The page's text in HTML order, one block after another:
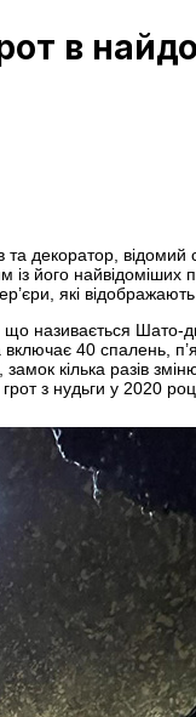
в
декоратор,
його
які
називається
40 спалень,
кілька разів
з нудьги у 2020